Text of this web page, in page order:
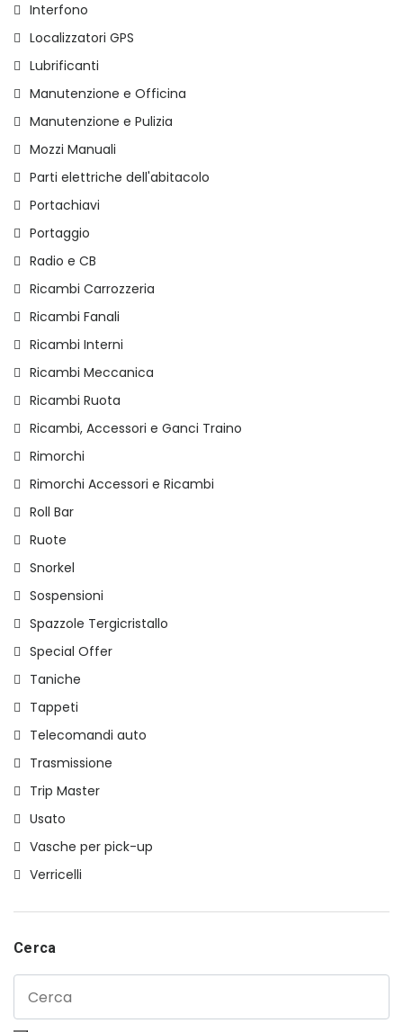
Interfono
Localizzatori GPS
Lubrificanti
Manutenzione e Officina
Manutenzione e Pulizia
Mozzi Manuali
Parti elettriche dell'abitacolo
Portachiavi
Portaggio
Radio e CB
Ricambi Carrozzeria
Ricambi Fanali
Ricambi Interni
Ricambi Meccanica
Ricambi Ruota
Ricambi, Accessori e Ganci Traino
Rimorchi
Rimorchi Accessori e Ricambi
Roll Bar
Ruote
Snorkel
Sospensioni
Spazzole Tergicristallo
Special Offer
Taniche
Tappeti
Telecomandi auto
Trasmissione
Trip Master
Usato
Vasche per pick-up
Verricelli
Cerca